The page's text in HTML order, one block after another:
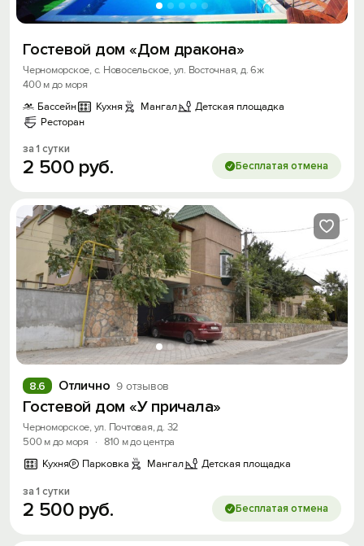
Гостевой дом «Дом дракона»
Черноморское, с. Новосельское, ул. Восточная, д. 6ж
400 м до моря
Бассейн
Кухня Мангал
Детская площадка
Ресторан
за 1 сутки
2 500 руб. Бесплатая отмена
Отлично 9 отзывов
8.6
Гостевой дом «У причала»
Черноморское, ул. Почтовая, д. 32
500 м до моря
· 810 м до центра
Кухня
Парковка Мангал Детская площадка
за 1 сутки
2 500 руб. Бесплатая отмена